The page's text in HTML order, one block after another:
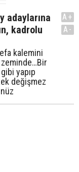
adaylarına
kadrolu
kalemini
yapıp
değişmez
A+
A-